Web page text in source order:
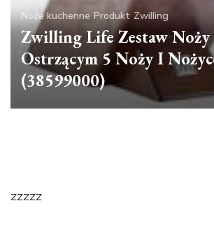
Noże kuchenne Produkt Zwilling
Zwilling Life Zestaw
Ostrzącym 5 Noży I
(38599000)
zzzzz